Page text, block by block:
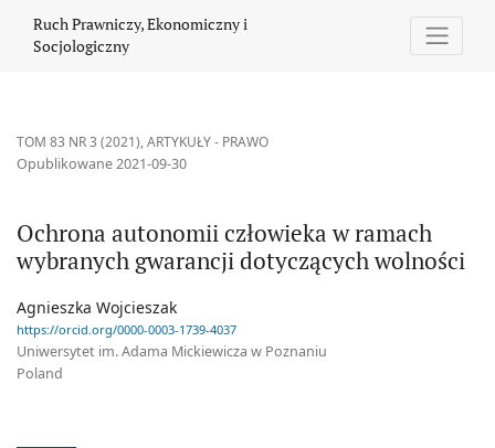
Ruch Prawniczy, Ekonomiczny i
Socjologiczny
TOM 83 NR 3 (2021),ARTYKUŁY - PRAWO
Ochrona autonomii człowieka w ramach
wybranych gwarancji dotyczących wolności
Opublikowane 2021-09-30
Agnieszka Wojcieszak
https://orcid.org/0000-0003-1739-4037
Uniwersytet im. Adama Mickiewicza w Poznaniu
Poland